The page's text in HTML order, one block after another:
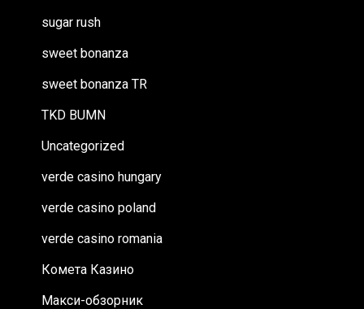
sugar rush
sweet bonanza
sweet bonanza TR
TKD BUMN
Uncategorized
verde casino hungary
verde casino poland
verde casino romania
Комета Казино
Макси-обзорник